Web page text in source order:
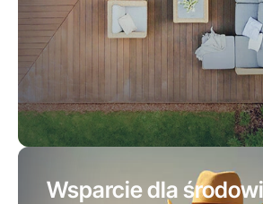
Wsparcie dla